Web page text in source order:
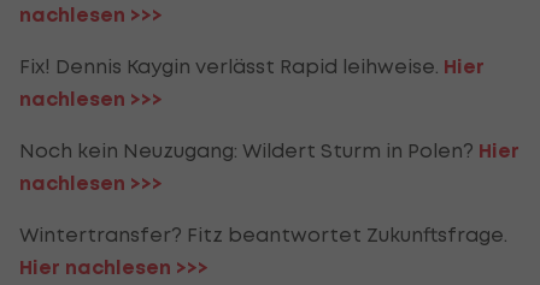
nachlesen >>>
Fix! Dennis Kaygin verlässt Rapid leihweise. Hier
nachlesen >>>
Noch kein Neuzugang: Wildert Sturm in Polen? Hier
nachlesen >>>
Wintertransfer? Fitz beantwortet Zukunftsfrage.
Hier nachlesen >>>